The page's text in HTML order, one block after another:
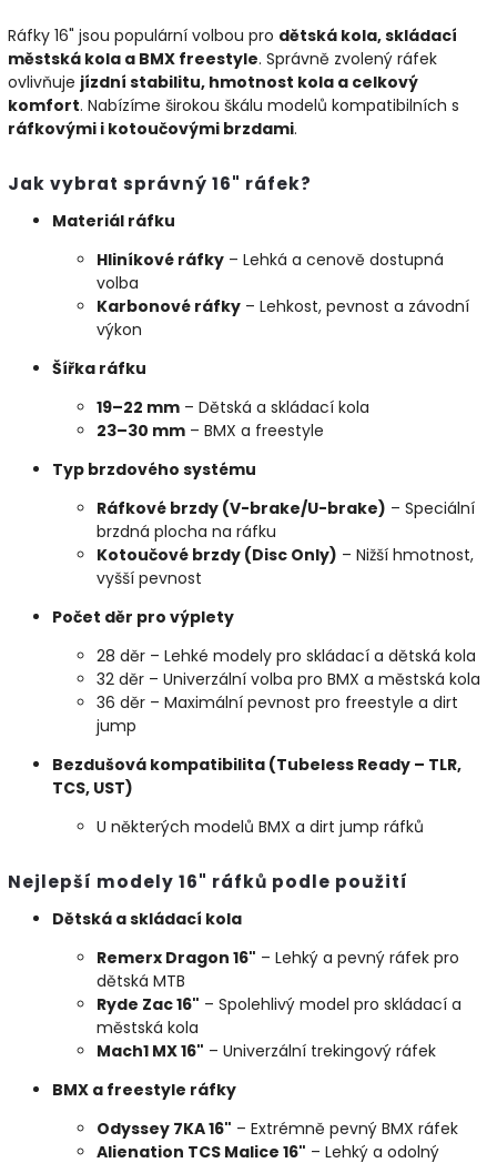
Ráfky 16" jsou populární volbou pro dětská kola, skládací
městská kola a BMX freestyle. Správně zvolený ráfek
ovlivňuje jízdní stabilitu, hmotnost kola a celkový
komfort. Nabízíme širokou škálu modelů kompatibilních s
ráfkovými i kotoučovými brzdami.
Jak vybrat správný 16" ráfek?
Materiál ráfku
Hliníkové ráfky – Lehká a cenově dostupná
volba
Karbonové ráfky – Lehkost, pevnost a závodní
výkon
Šířka ráfku
19–22 mm – Dětská a skládací kola
23–30 mm – BMX a freestyle
Typ brzdového systému
Ráfkové brzdy (V-brake/U-brake) – Speciální
brzdná plocha na ráfku
Kotoučové brzdy (Disc Only) – Nižší hmotnost,
vyšší pevnost
Počet děr pro výplety
28 děr – Lehké modely pro skládací a dětská kola
32 děr – Univerzální volba pro BMX a městská kola
36 děr – Maximální pevnost pro freestyle a dirt
jump
Bezdušová kompatibilita (Tubeless Ready – TLR,
TCS, UST)
U některých modelů BMX a dirt jump ráfků
Nejlepší modely 16" ráfků podle použití
Dětská a skládací kola
Remerx Dragon 16" – Lehký a pevný ráfek pro
dětská MTB
Ryde Zac 16" – Spolehlivý model pro skládací a
městská kola
Mach1 MX 16" – Univerzální trekingový ráfek
BMX a freestyle ráfky
Odyssey 7KA 16" – Extrémně pevný BMX ráfek
Alienation TCS Malice 16" – Lehký a odolný